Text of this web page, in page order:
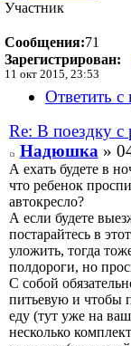
Участник
Сообщения:71
Зарегистрирован:
11 окт 2015, 23:53
Ответить с
Re: В поездку с
Надюшка»
А ехать будете в
что ребенок
автокресло?
А если будете
постарайтесь в
уложить, тогда
полдороги, но
С собой
питьевую и чтобы
еду (тут уже на
несколько